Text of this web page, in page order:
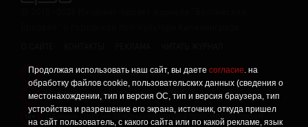
Продолжая использовать наш сайт, вы даете согласие. на
обработку файлов cookie, пользовательских данных (сведения о
местонахождении, тип и версия ОС, тип и версия браузера, тип
устройства и разрешение его экрана, источник, откуда пришел
на сайт пользователь, с какого сайта или по какой рекламе, язык
! Политика конфиденциальности
! Информация о проведении СОУТ
Данный сайт не предназначен для просмотра лицам